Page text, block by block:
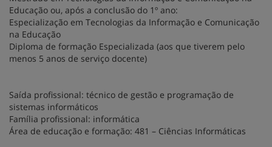
Educação ou, após a conclusão do 1º ano:
Especialização em Tecnologias da Informação e Comunicação
na Educação
Diploma de formação Especializada (aos que tiverem pelo
menos 5 anos de serviço docente)
Saída profissional: técnico de gestão e programação de
sistemas informáticos
Família profissional: informática
Área de educação e formação: 481 – Ciências Informáticas